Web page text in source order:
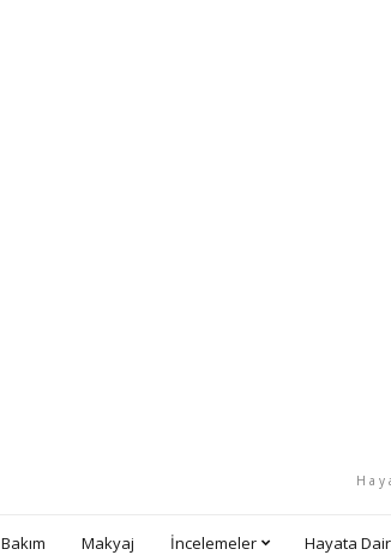
Bakım Makyaj İncelemeler Hayata Dair